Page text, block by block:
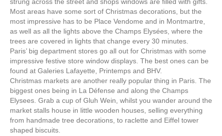
Most areas have some sort of Christmas decorations, but the
most impressive has to be Place Vendome and in Montmartre,
as well as all the lights above the Champs Elysées, where the
trees are covered in lights that change every 30 minutes.
Paris’ big department stores go all out for Christmas with some
impressive festive store window displays. The best ones can be
found at Galeries Lafayette, Printemps and BHV.
Christmas markets are another really popular thing in Paris. The
biggest ones being in La Défense and along the Champs
Elysees. Grab a cup of Gluh Wein, whilst you wander around the
market stalls house in little wooden houses, selling everything
from handmade tree decorations, to raclette and Eiffel tower
shaped biscuits.